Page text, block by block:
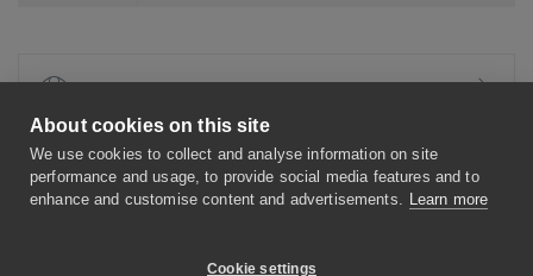
About cookies on this site
We use cookies to collect and analyse information on site
performance and usage, to provide social media features and to
enhance and customise content and advertisements. Learn more
Cookie settings
AFMETINGEN